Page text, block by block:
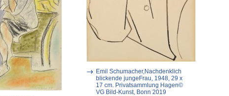
Emil Schumacher,Nachdenklich
blickende jungeFrau, 1948, 29 x
17 cm. Privatsammlung Hagen©
VG Bild-Kunst, Bonn 2019